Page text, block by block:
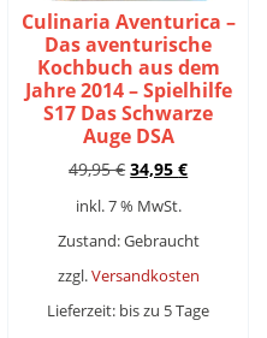
Culinaria Aventurica –
Das aventurische
Kochbuch aus dem
Jahre 2014 – Spielhilfe
S17 Das Schwarze
Auge DSA
49,95€ Ursprünglicher
war:
49,95 €
34,95€Aktueller
34,95 €.
inkl. 7 % MwSt.
Zustand: Gebraucht
zzgl.Versandkosten
Lieferzeit: bis zu 5 Tage